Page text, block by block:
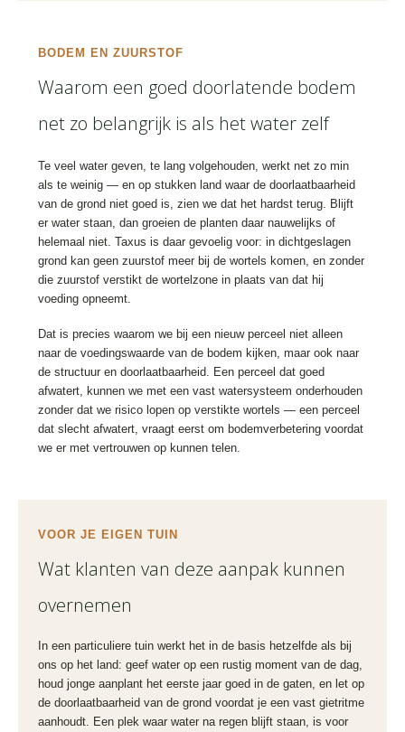
BODEM EN ZUURSTOF
Waarom een goed doorlatende bodem
net zo belangrijk is als het water zelf
Te veel water geven, te lang volgehouden, werkt net zo min
als te weinig — en op stukken land waar de doorlaatbaarheid
van de grond niet goed is, zien we dat het hardst terug. Blijft
er water staan, dan groeien de planten daar nauwelijks of
helemaal niet. Taxus is daar gevoelig voor: in dichtgeslagen
grond kan geen zuurstof meer bij de wortels komen, en zonder
die zuurstof verstikt de wortelzone in plaats van dat hij
voeding opneemt.
Dat is precies waarom we bij een nieuw perceel niet alleen
naar de voedingswaarde van de bodem kijken, maar ook naar
de structuur en doorlaatbaarheid. Een perceel dat goed
afwatert, kunnen we met een vast watersysteem onderhouden
zonder dat we risico lopen op verstikte wortels — een perceel
dat slecht afwatert, vraagt eerst om bodemverbetering voordat
we er met vertrouwen op kunnen telen.
VOOR JE EIGEN TUIN
Wat klanten van deze aanpak kunnen
overnemen
In een particuliere tuin werkt het in de basis hetzelfde als bij
ons op het land: geef water op een rustig moment van de dag,
houd jonge aanplant het eerste jaar goed in de gaten, en let op
de doorlaatbaarheid van de grond voordat je een vast gietritme
aanhoudt. Een plek waar water na regen blijft staan, is voor